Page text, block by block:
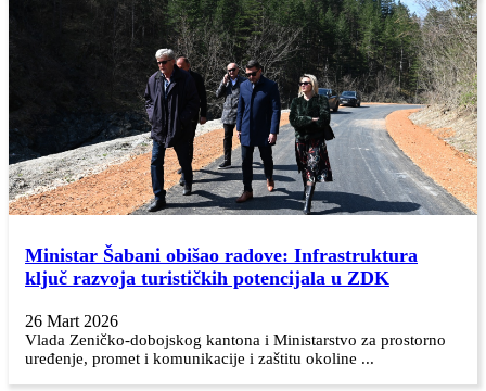
Ministar Šabani obišao radove: Infrastruktura
ključ razvoja turističkih potencijala u ZDK
26 Mart 2026
Vlada Zeničko-dobojskog kantona i Ministarstvo za prostorno
uređenje, promet i komunikacije i zaštitu okoline ...